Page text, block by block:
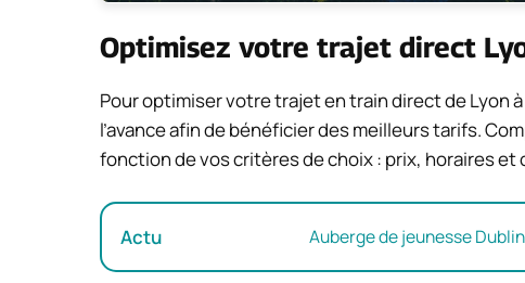
Optimisez votre trajet direct
Pour optimiser votre trajet en train direct de Lyon
l’avance afin de bénéficier des meilleurs tarifs.
fonction de vos critères de choix : prix, horaires et
Actu Auberge de jeunesse